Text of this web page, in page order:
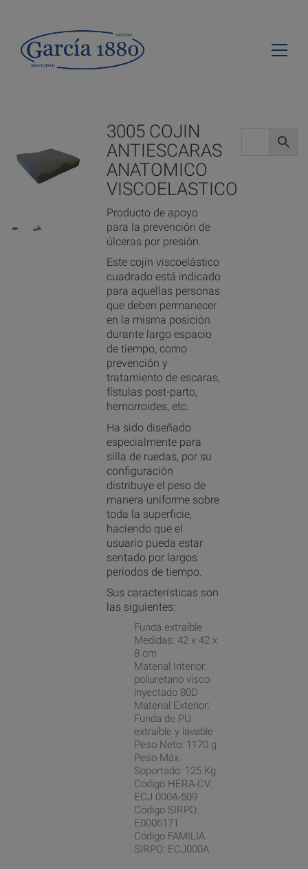
3005 COJIN
ANTIESCARAS
ANATOMICO
VISCOELASTICO
Producto de apoyo
para la prevención de
úlceras por presión.
Este cojín viscoelástico
cuadrado está indicado
para aquellas personas
que deben permanecer
en la misma posición
durante largo espacio
de tiempo, como
prevención y
tratamiento de escaras,
fístulas post-parto,
hemorroides, etc.
Ha sido diseñado
especialmente para
silla de ruedas, por su
configuración
distribuye el peso de
manera uniforme sobre
toda la superficie,
haciendo que el
usuario pueda estar
sentado por largos
periodos de tiempo.
Sus características son
las siguientes:
Funda extraíble
Medidas: 42 x 42 x
8 cm
Material Interior:
poliuretano visco
inyectado 80D
Material Exterior:
Funda de PU
extraíble y lavable
Peso Neto: 1170 g
Peso Máx.
Soportado: 125 Kg
Código HERA-CV:
ECJ 000A-509
Código SIRPO:
E0006171
Código FAMILIA
SIRPO: ECJ000A